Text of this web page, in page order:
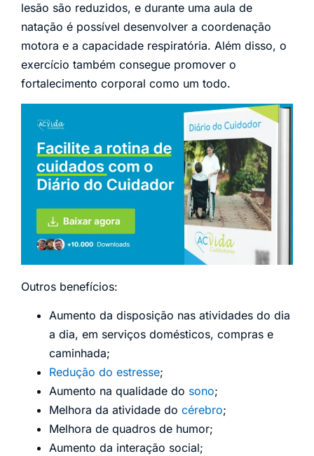
lesão são reduzidos, e durante uma aula de
natação é possível desenvolver a coordenação
motora e a capacidade respiratória. Além disso, o
exercício também consegue promover o
fortalecimento corporal como um todo.
Outros benefícios:
Aumento da disposição nas atividades do dia
a dia, em serviços domésticos, compras e
caminhada;
Redução do estresse;
Aumento na qualidade do sono;
Melhora da atividade do cérebro;
Melhora de quadros de humor;
Aumento da interação social;